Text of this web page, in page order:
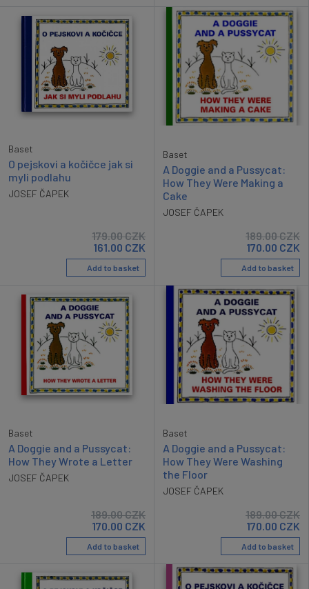
Baset
O pejskovi a kočičce jak si
myli podlahu
JOSEF ČAPEK
179.00CZK
161.00 CZK
Add to basket
Baset
A Doggie and a Pussycat:
How They Were Making a
Cake
JOSEF ČAPEK
189.00CZK
170.00 CZK
Add to basket
Baset
A Doggie and a Pussycat:
How They Wrote a Letter
JOSEF ČAPEK
189.00CZK
170.00 CZK
Add to basket
Baset
A Doggie and a Pussycat:
How They Were Washing
the Floor
JOSEF ČAPEK
189.00CZK
170.00 CZK
Add to basket